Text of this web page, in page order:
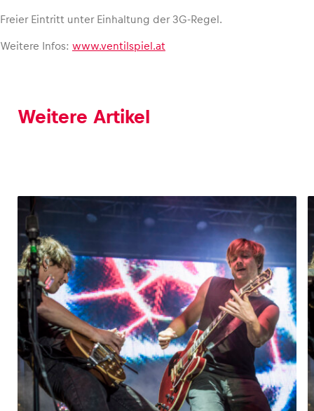
Business
Freier Eintritt unter Einhaltung der 3G-Regel.
Weitere Infos: www.ventilspiel.at
Weitere Artikel